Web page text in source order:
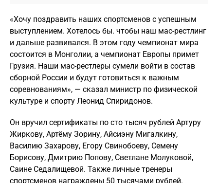
«Хочу поздравить наших спортсменов с успешным
выступлением. Хотелось бы. чтобы наш мас-рестлинг
и дальше развивался. В этом году чемпионат мира
состоится в Монголии, а чемпионат Европы примет
Грузия. Наши мас-рестлеры сумели войти в состав
сборной России и будут готовиться к важным
соревнованиям», — сказал министр по физической
культуре и спорту Леонид Спиридонов.
Он вручил сертификаты по сто тысяч рублей Артуру
Жиркову, Артёму Зорину, Айсиэну Мигалкину,
Василию Захарову, Егору Свинобоеву, Семену
Борисову, Дмитрию Попову, Светлане Молуковой,
Саине Седалищевой. Также личные тренеры
спортсменов награждены 50 тысячами рублей.